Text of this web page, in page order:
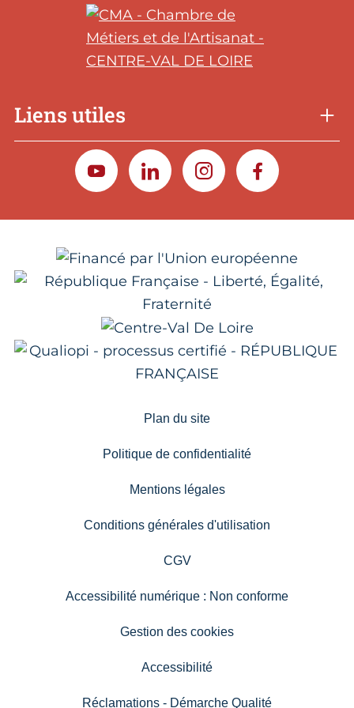
Liens utiles
YOUTUBELINKEDININSTAGRAMFACEBOOK
Plan du site
Politique de confidentialité
Mentions légales
Conditions générales d'utilisation
CGV
Accessibilité numérique : Non conforme
Gestion des cookies
Accessibilité
Réclamations - Démarche Qualité